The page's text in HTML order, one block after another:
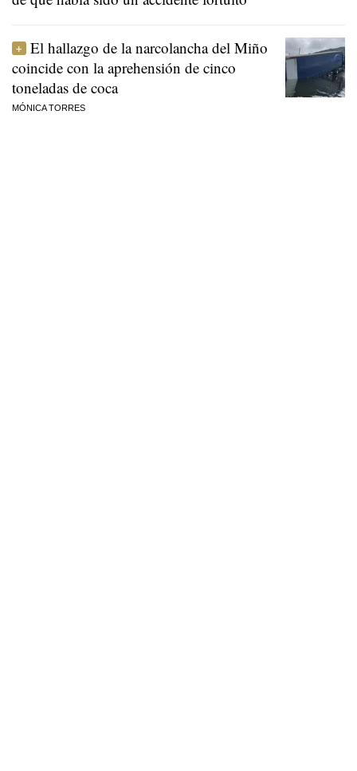
El hallazgo de la narcolancha del Miño
coincide con la aprehensión de cinco
toneladas de coca
MÓNICA TORRES